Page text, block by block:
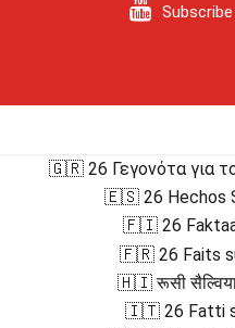
🇬🇷 26 Γεγονότα για
🇪🇸 26 Hechos
🇫🇮 26 Faktaa
🇫🇷 26 Faits
🇭🇮 रूसी
🇮🇹 26 Fatti